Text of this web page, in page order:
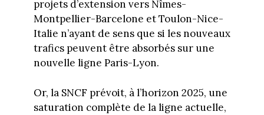
projets d’extension vers Nîmes-
Montpellier-Barcelone et Toulon-Nice-
Italie n’ayant de sens que si les nouveaux
trafics peuvent être absorbés sur une
nouvelle ligne Paris-Lyon.
Or, la SNCF prévoit, à l’horizon 2025, une
saturation complète de la ligne actuelle,